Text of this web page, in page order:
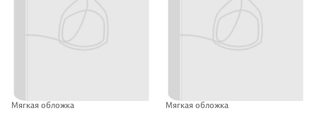
Мягкая обложка Мягкая обложка